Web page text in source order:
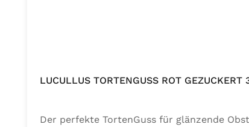
LUCULLUS TORTENGUSS ROT GEZUCKERT
Der perfekte TortenGuss für glänzende